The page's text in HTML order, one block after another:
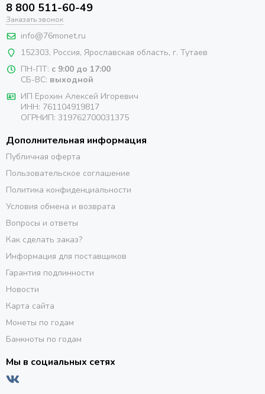
8 800 511-60-49
Заказать звонок
info@76monet.ru
152303, Россия, Ярославская область, г. Тутаев
ПН-ПТ: с 9:00 до 17:00
СБ-ВС: выходной
ИП Ерохин Алексей Игоревич
ИНН: 761104919817
ОГРНИП: 319762700031375
Дополнительная информация
Публичная оферта
Пользовательское соглашение
Политика конфиденциальности
Условия обмена и возврата
Вопросы и ответы
Как сделать заказ?
Информация для поставщиков
Гарантия подлинности
Новости
Карта сайта
Монеты по годам
Банкноты по годам
Мы в социальных сетях